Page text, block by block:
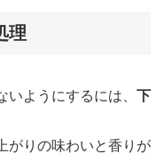
理
ようにするには、 下
がりの味わいと香りが